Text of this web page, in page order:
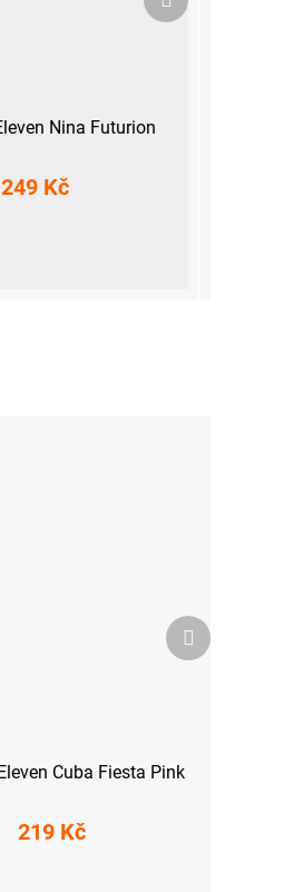
Cuba Fiesta Pink
219 Kč
Další
produkt
Nina Futurion
249 Kč
produkt